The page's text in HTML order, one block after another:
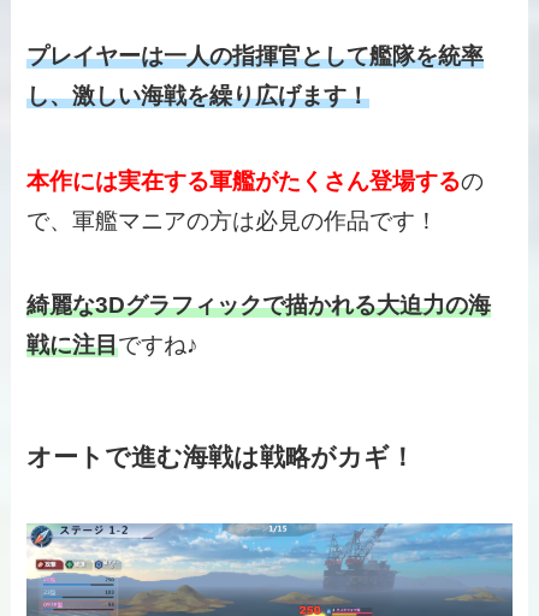
プレイヤーは一人の指揮官として艦隊を統率
し、激しい海戦を繰り広げます！
本作には実在する軍艦がたくさん登場するの
で、軍艦マニアの方は必見の作品です！
綺麗な3Dグラフィックで描かれる大迫力の海
戦に注目ですね♪
オートで進む海戦は戦略がカギ！